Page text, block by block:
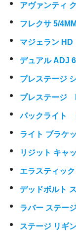
アヴァンティ
フレクサ 5/
マジェラン
デュアル ADJ
プレステージ
プレステージ
パックライト
ライト ブラケ
リジット キャ
エラスティッ
デッドボルト
ラバー ステー
ステージ リギ